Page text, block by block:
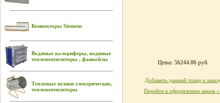
Конвекторы Siemens
Водяные калориферы, водяные
тепловентиляторы , фанкойлы
Тепловые пушки электрические,
тепловентиляторы
Цена: 56244.06 руб.
Добавить данный товар к
Перейти к оформлению заказа